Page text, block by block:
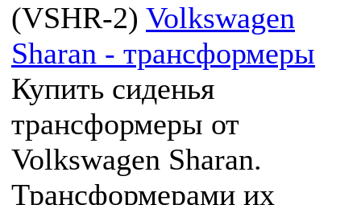
(VSHR-2) Volkswagen
Sharan - трансформеры
Купить сиденья
трансформеры от
Volkswagen Sharan.
Трансформерами их